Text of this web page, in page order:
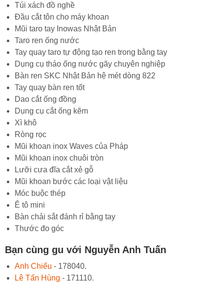
Túi xách đồ nghề
Đầu cắt tôn cho máy khoan
Mũi taro tay Inowas Nhật Bản
Taro ren ống nước
Tay quay taro tự động tạo ren trong bằng tay
Dụng cụ tháo ống nước gãy chuyên nghiệp
Bàn ren SKC Nhật Bản hệ mét dòng 822
Tay quay bàn ren tốt
Dao cắt ống đồng
Dụng cụ cắt ống kẽm
Xì khô
Ròng rọc
Mũi khoan inox Waves của Pháp
Mũi khoan inox chuôi tròn
Lưỡi cưa đĩa cắt xẻ gỗ
Mũi khoan bước các loại vật liệu
Móc buộc thép
Ê tô mini
Bàn chải sắt đánh rỉ bằng tay
Thước đo góc
Bạn cùng gu với Nguyễn Anh Tuấn
Anh Chiểu - 178040.
Lê Tấn Hùng - 171110.